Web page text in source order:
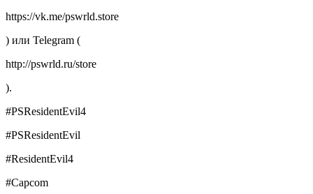
https://vk.me/pswrld.store
) или Telegram (
http://pswrld.ru/store
).
#PSResidentEvil4
#PSResidentEvil
#ResidentEvil4
#Capcom